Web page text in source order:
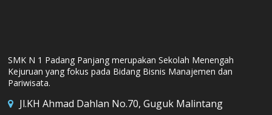
SMK N 1 Padang Panjang merupakan Sekolah Menengah
Kejuruan yang fokus pada Bidang Bisnis Manajemen dan
Pariwisata.
Jl.KH Ahmad Dahlan No.70, Guguk Malintang